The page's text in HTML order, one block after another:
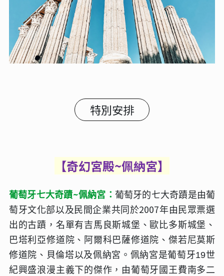
特別安排
【奇幻宮殿~佩納宮】
葡萄牙七大奇蹟~佩納宮： 葡萄牙的七大奇蹟是由葡
萄牙文化部以及民間企業共同於2007年由民眾票選
出的古蹟，名單有吉馬良斯城堡、歐比多斯城堡、
巴塔利亞修道院、阿爾科巴薩修道院、傑若尼莫斯
修道院、貝倫塔以及佩納宮。佩納宮是葡萄牙19世
紀興盛浪漫主義下的傑作，由葡萄牙國王費南多二